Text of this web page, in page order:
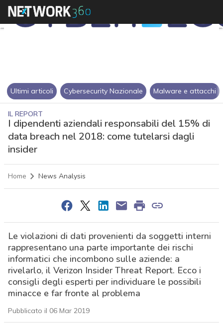
Ultimi articoli Cybersecurity Nazionale Malware e attacchi
IL REPORT
I dipendenti aziendali responsabili del 15% di
data breach nel 2018: come tutelarsi dagli
insider
Home News Analysis
Le violazioni di dati provenienti da soggetti interni
rappresentano una parte importante dei rischi
informatici che incombono sulle aziende: a
rivelarlo, il Verizon Insider Threat Report. Ecco i
consigli degli esperti per individuare le possibili
minacce e far fronte al problema
Pubblicato il 06 Mar 2019